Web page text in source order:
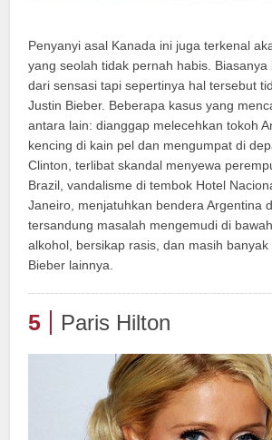
Penyanyi asal Kanada ini juga terkenal
yang seolah tidak pernah habis. Biasanya
dari sensasi tapi sepertinya hal tersebut
Justin Bieber. Beberapa kasus yang
antara lain: dianggap melecehkan tokoh
kencing di kain pel dan mengumpat di
Clinton, terlibat skandal menyewa
Brazil, vandalisme di tembok Hotel
Janeiro, menjatuhkan bendera Argentina
tersandung masalah mengemudi di
alkohol, bersikap rasis, dan masih banyak
Bieber lainnya.
5 Paris Hilton